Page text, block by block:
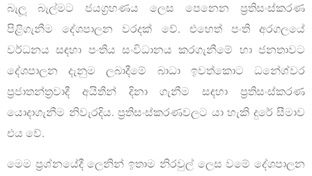
බැලූ බැල්මට ජයග්‍රහණය ලෙස පෙනෙන ප්‍රතිසංස්කරණ
පිළිගැනීම දේශපාලන වරදක් වේ. එහෙත් පංති අරගලයේ
වර්ධනය සඳහා පංතිය සංවිධානය කරගැනීමේ හා ජනතාවට
දේශපාලන දැනුම ලබාදීමේ බාධා ඉවත්කොට ධනේශ්වර
ප්‍රජාතන්ත්‍රවාදී අයිතීන් දිනා ගැනීම සඳහා ප්‍රතිසංස්කරණ
යොදාගැනීම නිවැරදිය. ප්‍රතිසංස්කරණවලට යා හැකි දුරේ සීමාව
එය වේ.
මෙම ප්‍රශ්නයේදී ලෙනින් ඉතාම නිරවුල් ලෙස වමේ දේශපාලන